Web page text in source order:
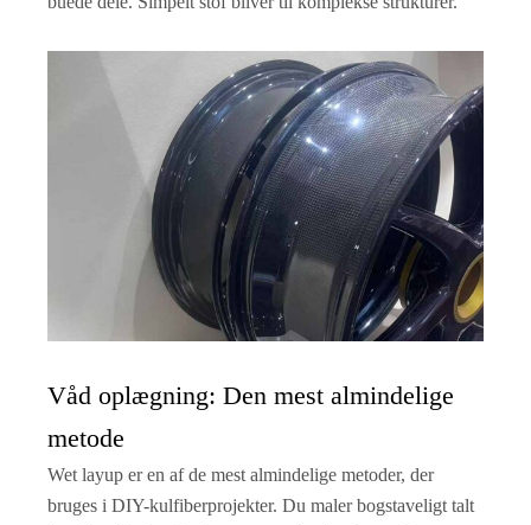
Våd oplægning: Den mest almindelige
metode
Wet layup er en af de mest almindelige metoder, der
bruges i DIY-kulfiberprojekter. Du maler bogstaveligt talt